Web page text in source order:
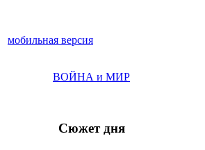
мобильная версия
ВОЙНА и МИР
Сюжет дня